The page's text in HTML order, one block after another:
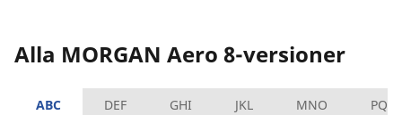
Alla MORGAN Aero 8-versioner
ABC DEF GHI JKL MNO PQRS